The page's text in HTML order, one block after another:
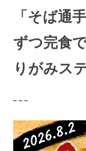
「そば通
ずつ完食
りがみス